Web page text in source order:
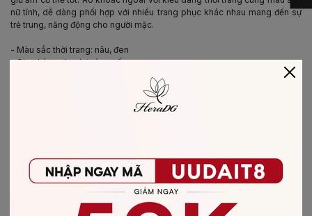
nữ tính, dễ dàng phối hợp với nhiều trang phục khác nhau mang đến sự
trẻ trung, năng động cho người mặc.
- Màu sắc thời trang: nâu, đen
- Giao hàng nhanh toàn quốc
- Không giặt sản phẩm với thuốc tẩy có chứa Clo
- Không nên giặt chung các sản phẩm khác màu với nhau
- Nên phơi khô trong bóng râm
- Ủi ở nhiệt độ thấp, nên lật mặt trái sản phẩm, không ủi trực tiếp lên hình